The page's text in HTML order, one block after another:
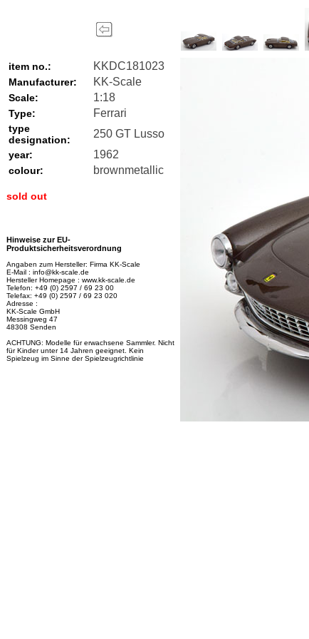
item no.: KKDC181023
Manufacturer: KK-Scale
Scale: 1:18
Type: Ferrari
type
designation:
250 GT Lusso
year: 1962
colour: brownmetallic
sold out
Hinweise zur EU-
Produktsicherheitsverordnung
Angaben zum Hersteller: Firma KK-Scale
E-Mail : info@kk-scale.de
Hersteller Homepage : www.kk-scale.de
Telefon: +49 (0) 2597 / 69 23 00
Telefax: +49 (0) 2597 / 69 23 020
Adresse :
KK-Scale GmbH
Messingweg 47
48308 Senden
ACHTUNG: Modelle für erwachsene Sammler. Nicht
für Kinder unter 14 Jahren geeignet. Kein
Spielzeug im Sinne der Spielzeugrichtlinie